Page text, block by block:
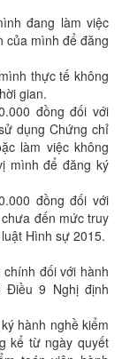
đang làm việc
của mình để đăng
thực tế không
gian.
đồng đối với
dụng Chứng chỉ
làm việc không
mình để đăng ký
đồng đối với
đến mức truy
Hình sự 2015.
đối với hành
9 Nghị định
hành nghề kiểm
kể từ ngày quyết